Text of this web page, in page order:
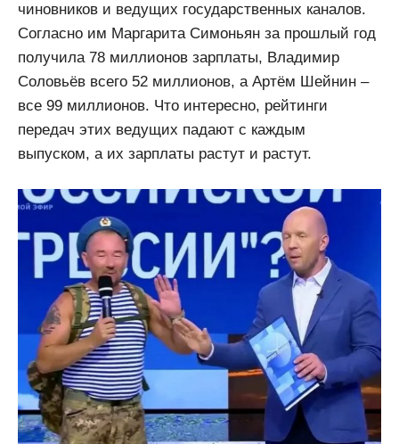
чиновников и ведущих государственных каналов.
Согласно им Маргарита Симоньян за прошлый год
получила 78 миллионов зарплаты, Владимир
Соловьёв всего 52 миллионов, а Артём Шейнин –
все 99 миллионов. Что интересно, рейтинги
передач этих ведущих падают с каждым
выпуском, а их зарплаты растут и растут.